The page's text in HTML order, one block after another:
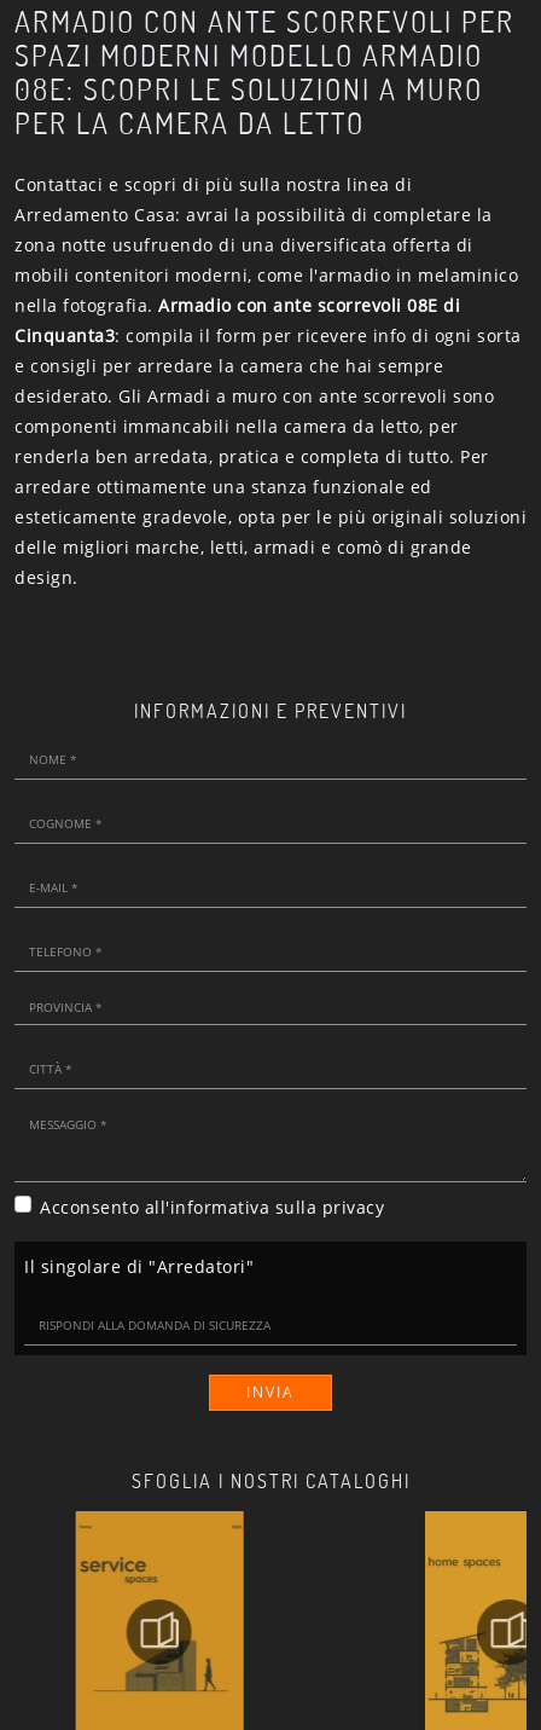
ARMADIO CON ANTE SCORREVOLI PER
SPAZI MODERNI MODELLO ARMADIO
08E: SCOPRI LE SOLUZIONI A MURO
PER LA CAMERA DA LETTO
Contattaci e scopri di più sulla nostra linea di
Arredamento Casa: avrai la possibilità di completare la
zona notte usufruendo di una diversificata offerta di
mobili contenitori moderni, come l'armadio in melaminico
nella fotografia. Armadio con ante scorrevoli 08E di
Cinquanta3: compila il form per ricevere info di ogni sorta
e consigli per arredare la camera che hai sempre
desiderato. Gli Armadi a muro con ante scorrevoli sono
componenti immancabili nella camera da letto, per
renderla ben arredata, pratica e completa di tutto. Per
arredare ottimamente una stanza funzionale ed
esteticamente gradevole, opta per le più originali soluzioni
delle migliori marche, letti, armadi e comò di grande
design.
SFOGLIA I NOSTRI CATALOGHI
INFORMAZIONI E PREVENTIVI
Acconsento all'informativa sulla privacy
Il singolare di "Arredatori"
INVIA